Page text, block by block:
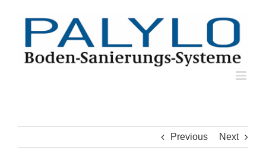
Previous Next